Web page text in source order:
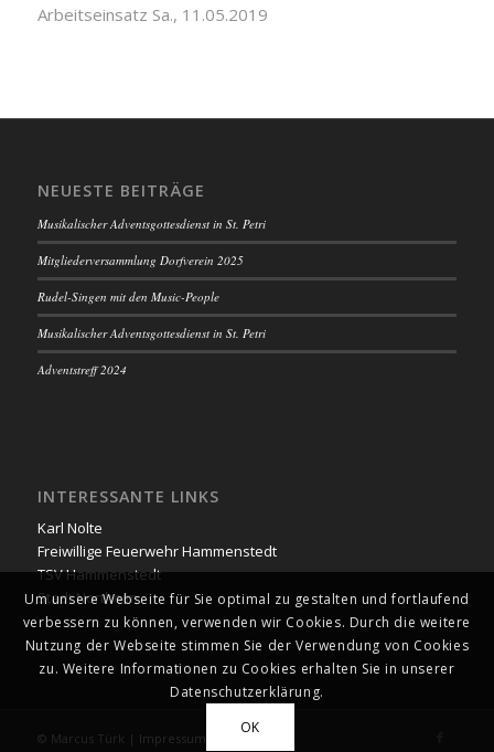
Arbeitseinsatz Sa., 11.05.2019
NEUESTE BEITRÄGE
Musikalischer Adventsgottesdienst in St. Petri
Mitgliederversammlung Dorfverein 2025
Rudel-Singen mit den Music-People
Musikalischer Adventsgottesdienst in St. Petri
Adventstreff 2024
INTERESSANTE LINKS
Karl Nolte
Freiwillige Feuerwehr Hammenstedt
TSV Hammenstedt
Stadt Northeim
© Marcus Türk | Impressum
Um unsere Webseite für Sie optimal zu gestalten und fortlaufend
verbessern zu können, verwenden wir Cookies. Durch die weitere
Nutzung der Webseite stimmen Sie der Verwendung von Cookies
zu. Weitere Informationen zu Cookies erhalten Sie in unserer
Datenschutzerklärung.
OK